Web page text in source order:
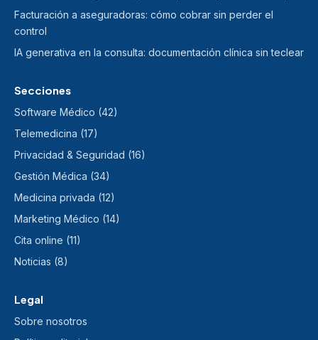
Facturación a aseguradoras: cómo cobrar sin perder el
control
IA generativa en la consulta: documentación clínica sin teclear
Secciones
Software Médico (42)
Telemedicina (17)
Privacidad & Seguridad (16)
Gestión Médica (34)
Medicina privada (12)
Marketing Médico (14)
Cita online (11)
Noticias (8)
Legal
Sobre nosotros